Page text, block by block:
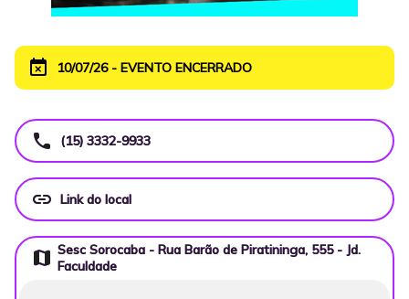
event_busy 10/07/26 - EVENTO ENCERRADO
call (15) 3332-9933
link Link do local
map Sesc Sorocaba - Rua Barão de Piratininga, 555 - Jd.
Faculdade